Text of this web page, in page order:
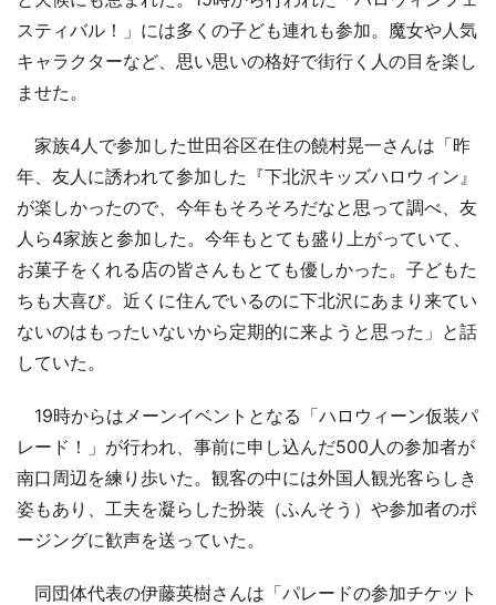
スティバル！」には多くの子ども連れも参加。魔女や人気
キャラクターなど、思い思いの格好で街行く人の目を楽し
ませた。
家族4人で参加した世田谷区在住の饒村晃一さんは「昨
年、友人に誘われて参加した『下北沢キッズハロウィン』
が楽しかったので、今年もそろそろだなと思って調べ、友
人ら4家族と参加した。今年もとても盛り上がっていて、
お菓子をくれる店の皆さんもとても優しかった。子どもた
ちも大喜び。近くに住んでいるのに下北沢にあまり来てい
ないのはもったいないから定期的に来ようと思った」と話
していた。
19時からはメーンイベントとなる「ハロウィーン仮装パ
レード！」が行われ、事前に申し込んだ500人の参加者が
南口周辺を練り歩いた。観客の中には外国人観光客らしき
姿もあり、工夫を凝らした扮装（ふんそう）や参加者のポ
ージングに歓声を送っていた。
同団体代表の伊藤英樹さんは「パレードの参加チケット